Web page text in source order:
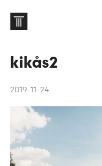
kikås2
2019-11-24